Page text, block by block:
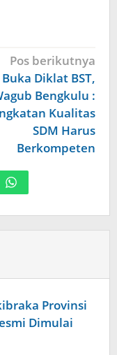
Pos berikutnya
Buka Diklat BST,
Bengkulu :
Kualitas
SDM Harus
Berkompeten
Provinsi
Dimulai